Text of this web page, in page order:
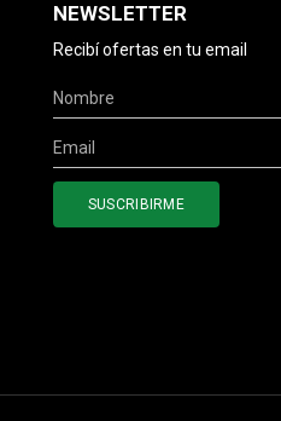
NEWSLETTER
Recibí ofertas en tu email